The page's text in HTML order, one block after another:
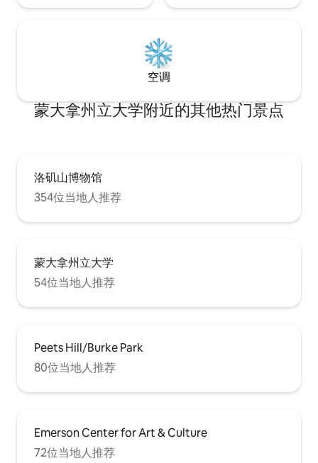
空调
蒙大拿州立大学附近的其他热门景点
洛矶山博物馆
354位当地人推荐
蒙大拿州立大学
54位当地人推荐
Peets Hill/Burke Park
80位当地人推荐
Emerson Center for Art & Culture
72位当地人推荐